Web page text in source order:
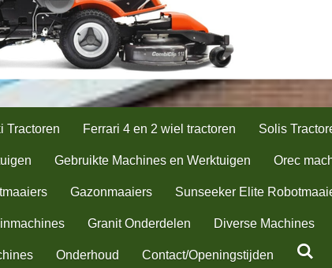
Tractoren Ferrari 4 en 2 wiel tractoren Solis
Gebruikte Machines en Werktuigen Orec
Gazonmaaiers Sunseeker Elite
Granit Onderdelen Diverse Machines
Onderhoud Contact/Openingstijden